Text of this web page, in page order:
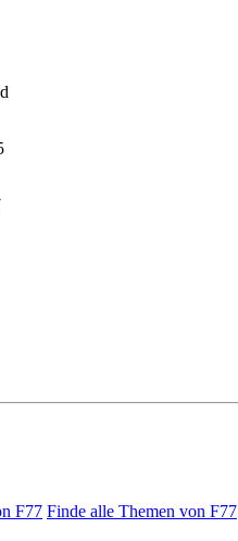
F77 Finde alle Themen von F77